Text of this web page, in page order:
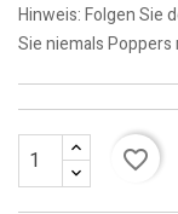
Hinweis: Folgen Sie
Sie niemals Poppers
favorite_border